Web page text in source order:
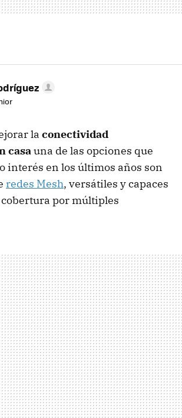
la conectividad
casauna de las opciones que
interés en los últimos años son
redes Mesh, versátiles y capaces
por múltiples